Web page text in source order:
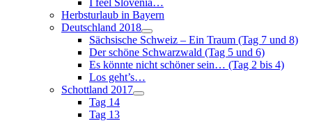
I feel Slovenia…
Herbsturlaub in Bayern
Deutschland 2018
Sächsische Schweiz – Ein Traum (Tag 7 und 8)
Der schöne Schwarzwald (Tag 5 und 6)
Es könnte nicht schöner sein… (Tag 2 bis 4)
Los geht’s…
Schottland 2017
Tag 14
Tag 13